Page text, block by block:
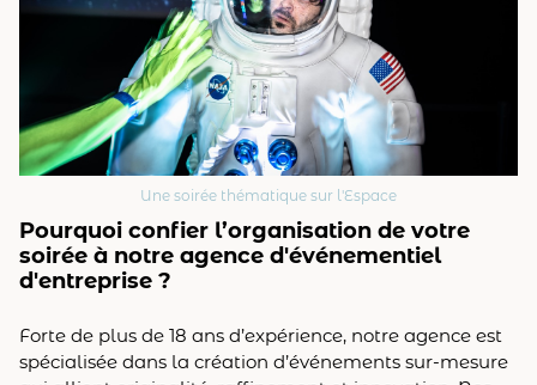
Une soirée thématique sur l'Espace
Pourquoi confier l’organisation de votre
soirée à notre agence d'événementiel
d'entreprise ?
Forte de plus de 18 ans d’expérience, notre agence est
spécialisée dans la création d’événements sur-mesure